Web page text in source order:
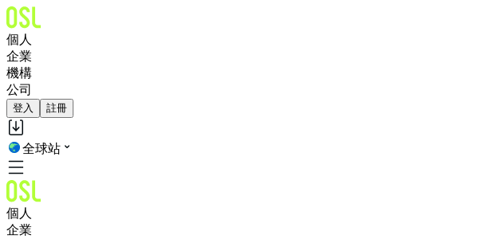
個人
企業
機構
公司
登入 註冊
全球站
個人
企業